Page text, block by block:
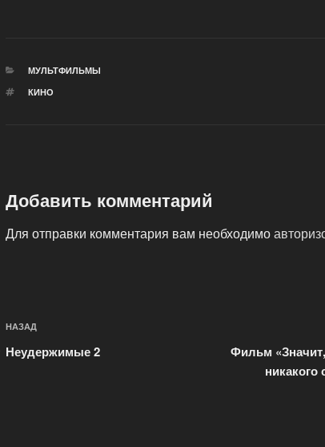
РУБРИКИ
МУЛЬТФИЛЬМЫ
МЕТКИ
КИНО
Добавить комментарий
Для отправки комментария вам необходимо
Навигация
по
Предыдущая
запись:
НАЗАД
Неудержимые 2
Фильм